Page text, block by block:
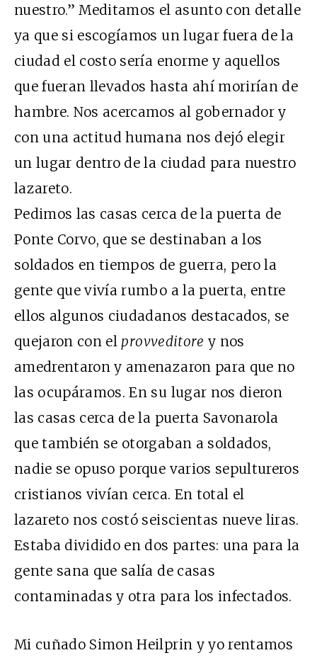
nuestro.” Meditamos el asunto con detalle
ya que si escogíamos un lugar fuera de la
ciudad el costo sería enorme y aquellos
que fueran llevados hasta ahí morirían de
hambre. Nos acercamos al gobernador y
con una actitud humana nos dejó elegir
un lugar dentro de la ciudad para nuestro
lazareto.
Pedimos las casas cerca de la puerta de
Ponte Corvo, que se destinaban a los
soldados en tiempos de guerra, pero la
gente que vivía rumbo a la puerta, entre
ellos algunos ciudadanos destacados, se
quejaron con el provveditore y nos
amedrentaron y amenazaron para que no
las ocupáramos. En su lugar nos dieron
las casas cerca de la puerta Savonarola
que también se otorgaban a soldados,
nadie se opuso porque varios sepultureros
cristianos vivían cerca. En total el
lazareto nos costó seiscientas nueve liras.
Estaba dividido en dos partes: una para la
gente sana que salía de casas
contaminadas y otra para los infectados.
Mi cuñado Simon Heilprin y yo rentamos